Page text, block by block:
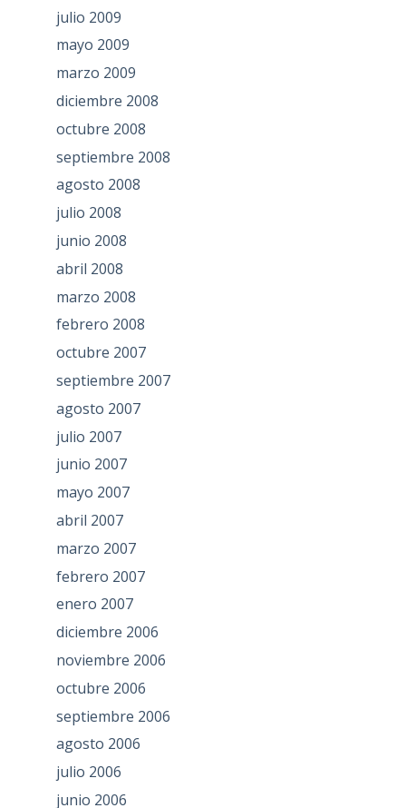
julio 2009
mayo 2009
marzo 2009
diciembre 2008
octubre 2008
septiembre 2008
agosto 2008
julio 2008
junio 2008
abril 2008
marzo 2008
febrero 2008
octubre 2007
septiembre 2007
agosto 2007
julio 2007
junio 2007
mayo 2007
abril 2007
marzo 2007
febrero 2007
enero 2007
diciembre 2006
noviembre 2006
octubre 2006
septiembre 2006
agosto 2006
julio 2006
junio 2006